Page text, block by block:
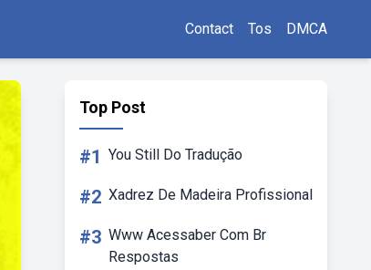
Contact Tos DMCA
Top Post
#1 You Still Do Tradução
#2 Xadrez De Madeira Profissional
#3 Www Acessaber Com Br
Respostas